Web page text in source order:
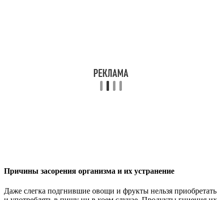
Причины засорения организма и их устранение
Даже слегка подгнившие овощи и фрукты нельзя приобретать